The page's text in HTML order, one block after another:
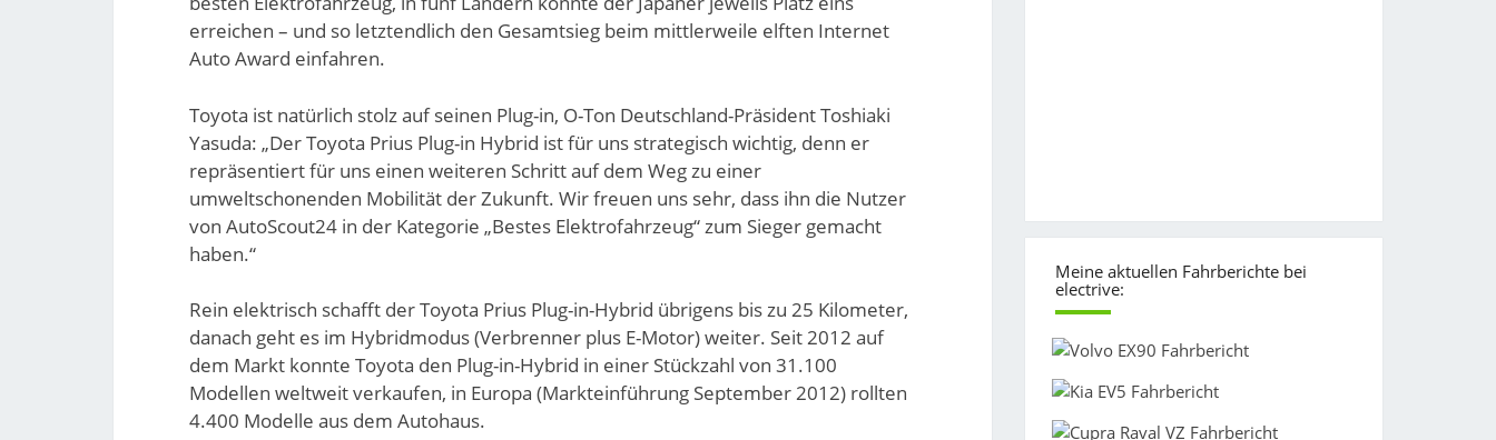
erreichen – und so letztendlich den Gesamtsieg beim mittlerweile elften Internet
Auto Award einfahren.
Toyota ist natürlich stolz auf seinen Plug-in, O-Ton Deutschland-Präsident Toshiaki
Yasuda: „Der Toyota Prius Plug-in Hybrid ist für uns strategisch wichtig, denn er
repräsentiert für uns einen weiteren Schritt auf dem Weg zu einer
umweltschonenden Mobilität der Zukunft. Wir freuen uns sehr, dass ihn die Nutzer
von AutoScout24 in der Kategorie „Bestes Elektrofahrzeug“ zum Sieger gemacht
haben.“
Rein elektrisch schafft der Toyota Prius Plug-in-Hybrid übrigens bis zu 25 Kilometer,
danach geht es im Hybridmodus (Verbrenner plus E-Motor) weiter. Seit 2012 auf
dem Markt konnte Toyota den Plug-in-Hybrid in einer Stückzahl von 31.100
Modellen weltweit verkaufen, in Europa (Markteinführung September 2012) rollten
4.400 Modelle aus dem Autohaus.
Meine aktuellen Fahrberichte bei
electrive: